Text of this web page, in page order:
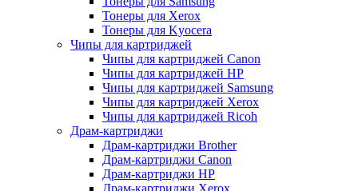
Тонеры для Xerox
Тонеры для Kyocera
Чипы для картриджей
Чипы для картриджей Canon
Чипы для картриджей HP
Чипы для картриджей Samsung
Чипы для картриджей Xerox
Чипы для картриджей Ricoh
Драм-картриджи
Драм-картриджи Brother
Драм-картриджи Canon
Драм-картриджи HP
Драм-картриджи Xerox